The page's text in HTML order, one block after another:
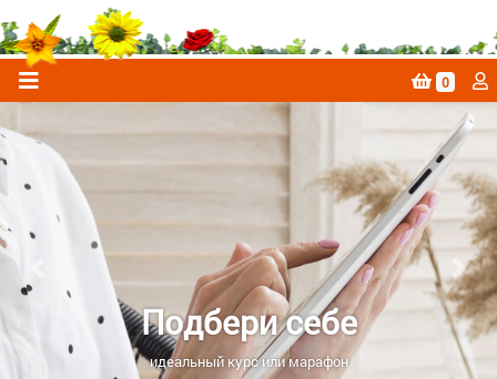
0
Подбери себе
идеальный курс или марафон
Next